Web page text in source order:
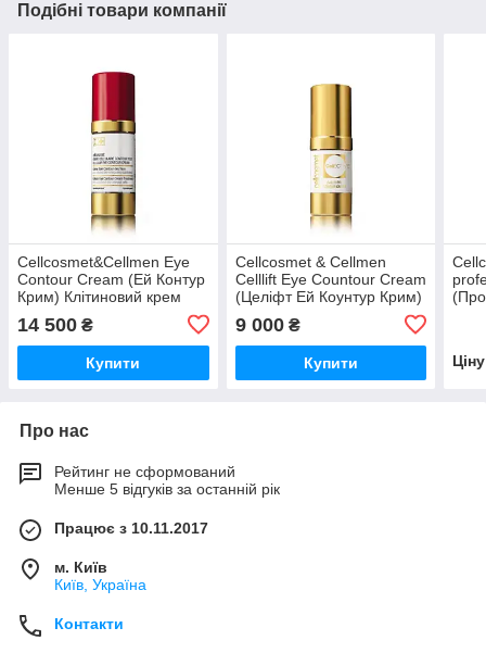
Подібні товари компанії
Cellcosmet&Cellmen Eye
Contour Cream (Ей Контур
Крим) Клітиновий крем
для шкіри навколо очей із
дозатором, 30 мл
14 500 ₴
Купити
Cellcosmet & Cellmen
Celllift Eye Countour Cream
(Целіфт Ей Коунтур Крим)
для шкіри
9 000₴
Купити
Про нас
Рейтинг не сформований
Менше 5 відгуків за останній рік
Працює з 10.11.2017
м. Київ
Київ, Україна
Контакти